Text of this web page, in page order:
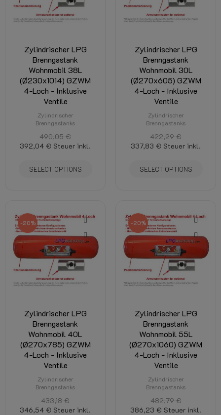
Zylindrischer LPG
Brenngastank
Wohnmobil 38L
(Ø230x1014) GZWM
4-Loch - Inklusive
Ventile
Zylindrischer
Brenngastanks
490,05 €
392,04 € Steuer inkl.
SELECT OPTIONS
Zylindrischer LPG
Brenngastank
Wohnmobil 30L
(Ø270x605) GZWM
4-Loch - Inklusive
Ventile
Zylindrischer
Brenngastanks
422,29 €
337,83 € Steuer inkl.
SELECT OPTIONS
-20%
Zylindrischer LPG
Brenngastank
Wohnmobil 40L
(Ø270x785) GZWM
4-Loch - Inklusive
Ventile
Zylindrischer
Brenngastanks
433,18 €
346,54 € Steuer inkl.
-20%
Zylindrischer LPG
Brenngastank
Wohnmobil 55L
(Ø270x1060) GZWM
4-Loch - Inklusive
Ventile
Zylindrischer
Brenngastanks
482,79 €
386,23 € Steuer inkl.